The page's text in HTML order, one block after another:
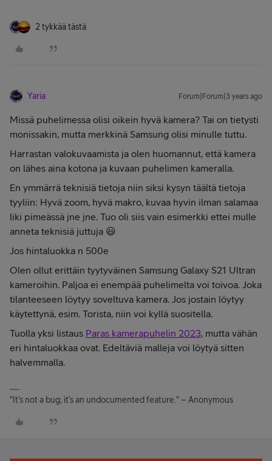
2 tykkää tästä
Yaria Forum|Forum|3 years ago
Missä puhelimessa olisi oikein hyvä kamera? Tai on tietysti
monissakin, mutta merkkinä Samsung olisi minulle tuttu.
Harrastan valokuvaamista ja olen huomannut, että kamera
on lähes aina kotona ja kuvaan puhelimen kameralla.
En ymmärrä teknisiä tietoja niin siksi kysyn täältä tietoja
tyyliin: Hyvä zoom, hyvä makro, kuvaa hyvin ilman salamaa
liki pimeässä jne jne. Tuo oli siis vain esimerkki ettei mulle
anneta teknisiä juttuja 😃
Jos hintaluokka n 500e
Olen ollut erittäin tyytyväinen Samsung Galaxy S21 Ultran
kameroihin. Paljoa ei enempää puhelimelta voi toivoa. Joka
tilanteeseen löytyy soveltuva kamera. Jos jostain löytyy
käytettynä, esim. Torista, niin voi kyllä suositella.
Tuolla yksi listaus Paras kamerapuhelin 2023, mutta vähän
eri hintaluokkaa ovat. Edeltäviä malleja voi löytyä sitten
halvemmalla.
"It’s not a bug; it’s an undocumented feature." – Anonymous